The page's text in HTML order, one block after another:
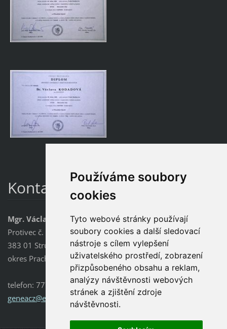
Používáme soubory
cookies
Tyto webové stránky používají
soubory cookies a další sledovací
nástroje s cílem vylepšení
uživatelského prostředí, zobrazení
přizpůsobeného obsahu a reklam,
analýzy návštěvnosti webových
stránek a zjištění zdroje
návštěvnosti.
Kontakt
Mgr. Václava Kodadová
Protivec č. 11
383 01 Strunkovice nad Blanicí
okres Prachatice
telefon: 777 168 999
geneacz@email.cz